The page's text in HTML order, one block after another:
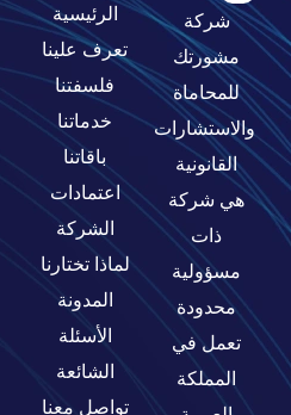
شركة
مشورتك
للمحاماة
والاستشارات
القانونية
هي شركة
ذات
مسؤولية
محدودة
تعمل في
المملكة
الرئيسية
تعرف علينا
فلسفتنا
خدماتنا
باقاتنا
اعتمادات
الشركة
لماذا تختارنا
المدونة
الأسئلة
الشائعة
تواصل معنا